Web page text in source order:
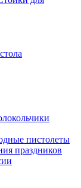
пистолеты
праздников